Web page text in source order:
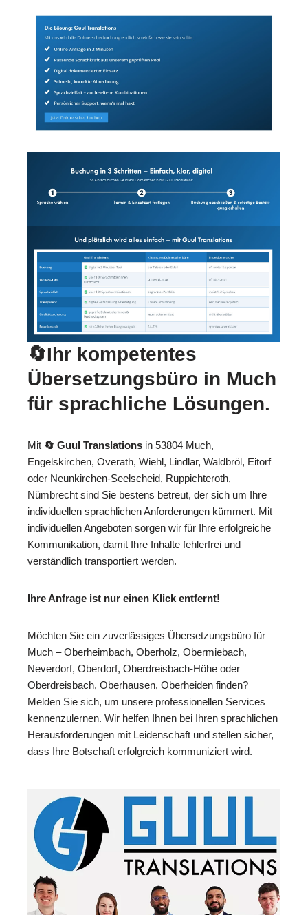
🔄Ihr kompetentes
Übersetzungsbüro in Much
für sprachliche Lösungen.
Mit 🔄 Guul Translations in 53804 Much,
Engelskirchen, Overath, Wiehl, Lindlar, Waldbröl, Eitorf
oder Neunkirchen-Seelscheid, Ruppichteroth,
Nümbrecht sind Sie bestens betreut, der sich um Ihre
individuellen sprachlichen Anforderungen kümmert. Mit
individuellen Angeboten sorgen wir für Ihre erfolgreiche
Kommunikation, damit Ihre Inhalte fehlerfrei und
verständlich transportiert werden.
Ihre Anfrage ist nur einen Klick entfernt!
Möchten Sie ein zuverlässiges Übersetzungsbüro für
Much – Oberheimbach, Oberholz, Obermiebach,
Neverdorf, Oberdorf, Oberdreisbach-Höhe oder
Oberdreisbach, Oberhausen, Oberheiden finden?
Melden Sie sich, um unsere professionellen Services
kennenzulernen. Wir helfen Ihnen bei Ihren sprachlichen
Herausforderungen mit Leidenschaft und stellen sicher,
dass Ihre Botschaft erfolgreich kommuniziert wird.